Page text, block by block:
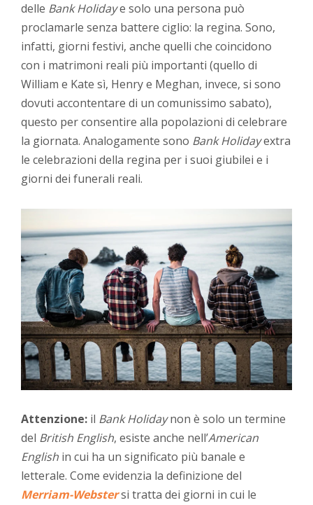
delle Bank Holidaye solo una persona può
proclamarle senza battere ciglio: la regina. Sono,
infatti, giorni festivi, anche quelli che coincidono
con i matrimoni reali più importanti (quello di
William e Kate sì, Henry e Meghan, invece, si sono
dovuti accontentare di un comunissimo sabato),
questo per consentire alla popolazioni di celebrare
la giornata. Analogamente sono Bank Holidayextra
le celebrazioni della regina per i suoi giubilei e i
giorni dei funerali reali.
Attenzione: il Bank Holidaynon è solo un termine
del British English, esiste anche nell’American
English in cui ha un significato più banale e
letterale. Come evidenzia la definizione del
Merriam-Webstersi tratta dei giorni in cui le